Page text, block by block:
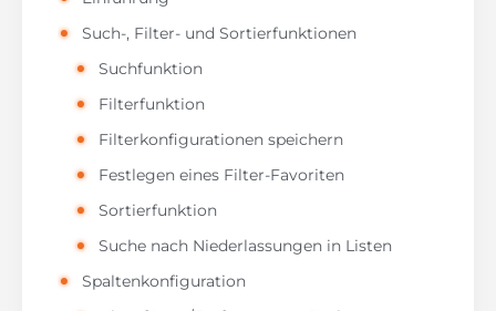
Such-, Filter- und Sortierfunktionen
Suchfunktion
Filterfunktion
Filterkonfigurationen speichern
Festlegen eines Filter-Favoriten
Sortierfunktion
Suche nach Niederlassungen in Listen
Spaltenkonfiguration